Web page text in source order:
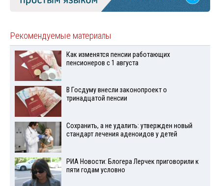
Рекомендуемые материалы
Как изменятся пенсии работающих
пенсионеров с 1 августа
В Госдуму внесли законопроект о
тринадцатой пенсии
Сохранить, а не удалить: утвержден новый
стандарт лечения аденоидов у детей
РИА Новости: Блогера Лерчек приговорили к
пяти годам условно